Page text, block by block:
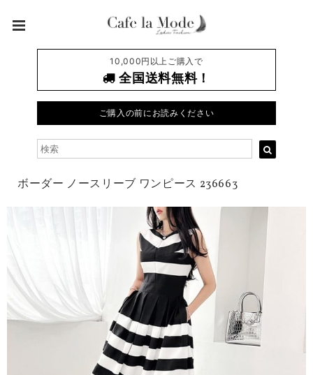
10,000円以上ご購入で
全国送料無料！
ご購入の前にお読みください
ボーダー ノースリーブ ワンピース 236663